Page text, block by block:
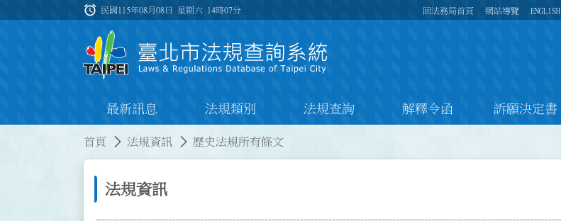
:::
alarm 民國115年08月08日 星期六 14時07分 回法務局首頁 網站導覽 ENGLISH
最新訊息 法規類別 法規查詢 解釋令函 訴願決定書
首頁 法規資訊 歷史法規所有條文
法規資訊